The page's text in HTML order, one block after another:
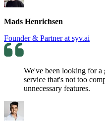
Mads Henrichsen
Founder & Partner at syv.ai
We've been looking for a
service that's not too
unnecessary features.